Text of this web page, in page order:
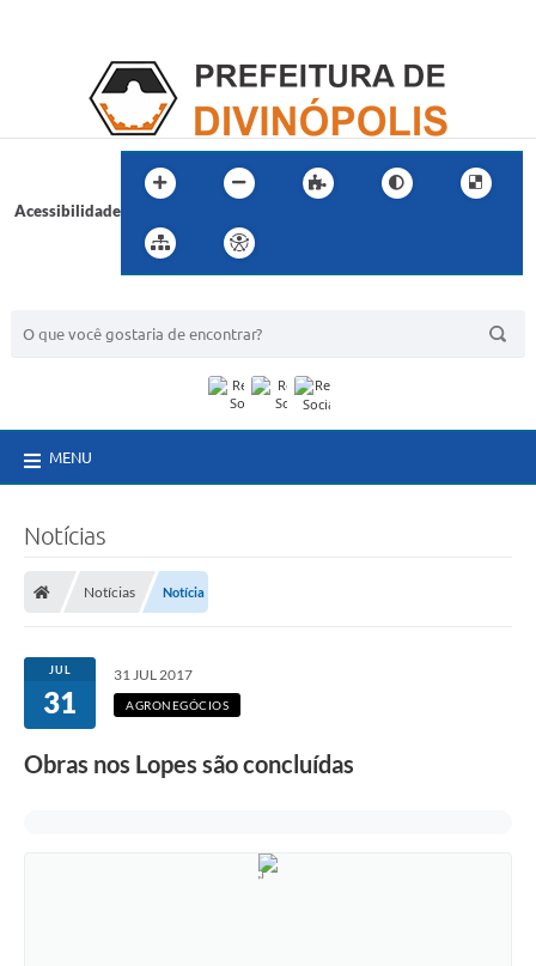
Acessibilidade
MENU
Notícias
Notícias Notícia
JUL
31
31 JUL 2017
AGRONEGÓCIOS
Obras nos Lopes são concluídas